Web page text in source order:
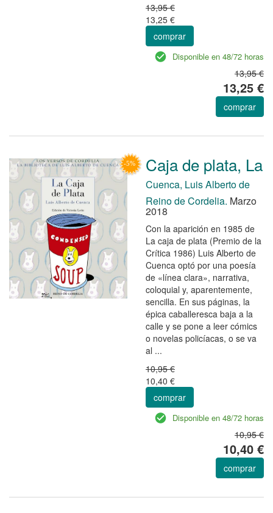
13,95 €
13,25 €
comprar
Disponible en 48/72 horas
13,95 €
13,25 €
comprar
Caja de plata, La
Cuenca, Luis Alberto de
Reino de Cordelia. Marzo
2018
Con la aparición en 1985 de
La caja de plata (Premio de la
Crítica 1986) Luis Alberto de
Cuenca optó por una poesía
de «línea clara», narrativa,
coloquial y, aparentemente,
sencilla. En sus páginas, la
épica caballeresca baja a la
calle y se pone a leer cómics
o novelas policíacas, o se va
al ...
10,95 €
10,40 €
comprar
Disponible en 48/72 horas
10,95 €
10,40 €
comprar